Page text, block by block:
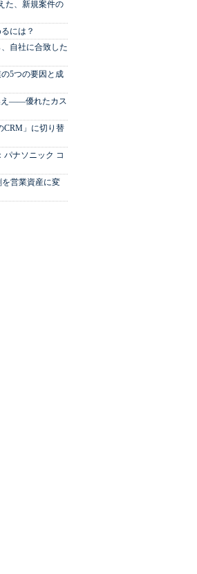
た、新規案件の
には？
自社に合致した
5つの要因と成
え――優れたカス
CRM」に切り替
ナソニック コ
営業資産に変